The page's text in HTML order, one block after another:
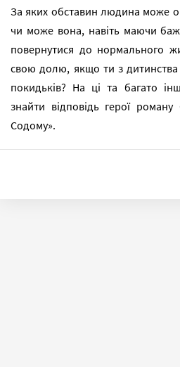
За яких обставин людина може
чи може вона, навіть маючи
повернутися до нормального
свою долю, якщо ти з
покидьків? На ці та багато
знайти відповідь герої
Содому».